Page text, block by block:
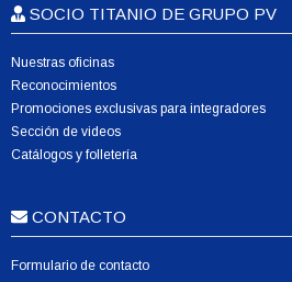
SOCIO TITANIO DE GRUPO PV
Nuestras oficinas
Reconocimientos
Promociones exclusivas para integradores
Sección de videos
Catálogos y folletería
CONTACTO
Formulario de contacto